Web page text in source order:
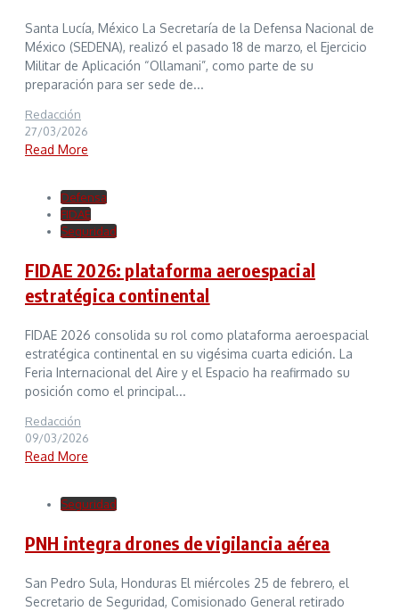
Santa Lucía, México La Secretaría de la Defensa Nacional de
México (SEDENA), realizó el pasado 18 de marzo, el Ejercicio
Militar de Aplicación “Ollamani”, como parte de su
preparación para ser sede de...
Redacción
27/03/2026
Read More
Defensa
FIDAE
Seguridad
FIDAE 2026: plataforma aeroespacial
estratégica continental
FIDAE 2026 consolida su rol como plataforma aeroespacial
estratégica continental en su vigésima cuarta edición. La
Feria Internacional del Aire y el Espacio ha reafirmado su
posición como el principal...
Redacción
09/03/2026
Read More
Seguridad
PNH integra drones de vigilancia aérea
San Pedro Sula, Honduras El miércoles 25 de febrero, el
Secretario de Seguridad, Comisionado General retirado